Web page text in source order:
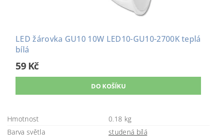
LED žárovka GU10 10W LED10-GU10-2700K teplá
bílá
59 Kč
Hmotnost
0.18 kg
Barva světla
studená bílá